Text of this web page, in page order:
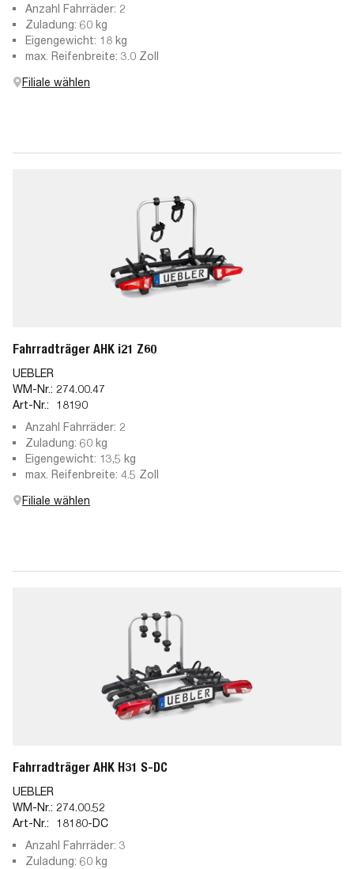
Anzahl Fahrräder: 2
Zuladung: 60 kg
Eigengewicht: 18 kg
max. Reifenbreite: 3.0 Zoll
Filiale wählen
Fahrradträger AHK i21 Z60
UEBLER
WM-Nr.: 274.00.47
Art-Nr.:
18190
Anzahl Fahrräder: 2
Zuladung: 60 kg
Eigengewicht: 13,5 kg
max. Reifenbreite: 4.5 Zoll
Filiale wählen
Fahrradträger AHK H31 S-DC
UEBLER
WM-Nr.: 274.00.52
Art-Nr.:
18180-DC
Anzahl Fahrräder: 3
Zuladung: 60 kg